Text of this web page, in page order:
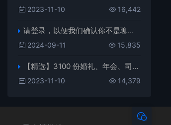
2023-11-10 16,442
请登录，以便我们确认你不是聊天机器人
2024-09-11 15,835
【精选】3100 份婚礼、年会、司仪主持人、台词稿、节日生日、晚会、开场、开场白素材
2023-11-10 14,379